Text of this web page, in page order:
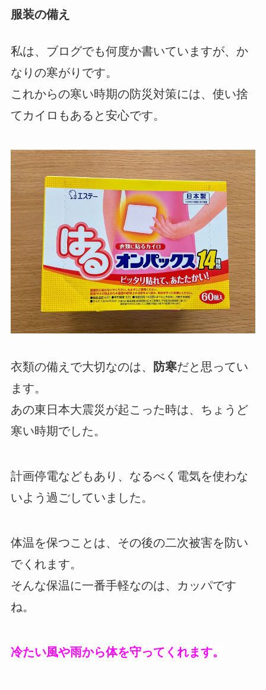
服装の備え
私は、ブログでも何度か書いていますが、か
なりの寒がりです。
これからの寒い時期の防災対策には、使い捨
てカイロもあると安心です。
衣類の備えで大切なのは、 防寒だと思ってい
ます。
あの東日本大震災が起こった時は、ちょうど
寒い時期でした。
計画停電などもあり、なるべく電気を使わな
いよう過ごしていました。
体温を保つことは、その後の二次被害を防い
でくれます。
そんな保温に一番手軽なのは、カッパです
ね。
冷たい風や雨から体を守ってくれます。